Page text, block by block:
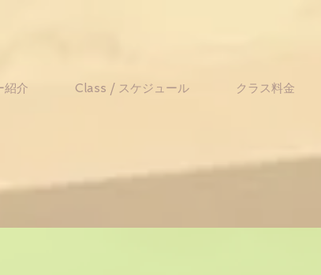
紹介 Class / スケジュール クラス料金